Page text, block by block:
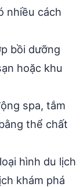
nhiều cách
bồi dưỡng
hoặc khu
spa, tắm
thể chất
hình du lịch
khám phá